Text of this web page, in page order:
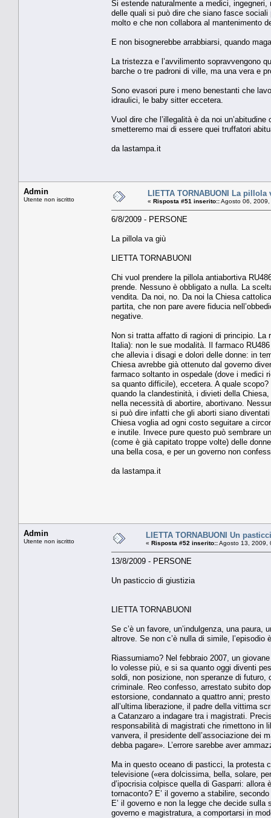
Si estende naturalmente a medici,
delle quali si può dire che siano fasce
molto e che non collabora al mantenimento
E non bisognerebbe arrabbiarsi, quando
La tristezza e l’avvilimento sopravvengono
barche o tre padroni di ville, ma una vera e
Sono evasori pure i meno benestanti che
idraulici, le baby sitter eccetera.
Vuol dire che l’illegalità è da noi
smetteremo mai di essere quei truffatori
da lastampa.it
Admin
Utente non iscritto
LIETTA TORNABUONI La pillola
« Risposta #51 inserito::Agosto 06,
6/8/2009 - PERSONE
La pillola va giù
LIETTA TORNABUONI
Chi vuol prendere la pillola antiabortiva
prende. Nessuno è obbligato a nulla. La
vendita. Da noi, no. Da noi la Chiesa
partita, che non pare avere fiducia
negative.
Non si tratta affatto di ragioni di principio. La
Italia): non le sue modalità. Il farmaco
che allevia i disagi e dolori delle donne: in
Chiesa avrebbe già ottenuto dal governo
farmaco soltanto in ospedale (dove i medici
sa quanto difficile), eccetera. A quale
quando la clandestinità, i divieti della
nella necessità di abortire, abortivano.
si può dire infatti che gli aborti siano
Chiesa voglia ad ogni costo seguitare a
e inutile. Invece pure questo può sembrare
(come è già capitato troppe volte) delle
una bella cosa, e per un governo non
da lastampa.it
Admin
Utente non iscritto
LIETTA TORNABUONI Un
« Risposta #52 inserito::Agosto 13, 2009,
13/8/2009 - PERSONE
Un pasticcio di giustizia
LIETTA TORNABUONI
Se c’è un favore, un’indulgenza, una
altrove. Se non c’è nulla di simile, l’episodio
Riassumiamo? Nel febbraio 2007, un
lo volesse più, e si sa quanto oggi diventi
soldi, non posizione, non speranze di futuro,
criminale. Reo confesso, arrestato subito
estorsione, condannato a quattro anni;
all’ultima liberazione, il padre della vittima
a Catanzaro a indagare tra i magistrati.
responsabilità di magistrati che rimettono in
vanvera, il presidente dell’associazione dei
debba pagare». L’errore sarebbe aver
Ma in questo oceano di pasticci, la protesta
televisione («era dolcissima, bella, solare,
d’ipocrisia colpisce quella di Gasparri:
tornaconto? E’ il governo a stabilire,
E’ il governo e non la legge che decide
governo e magistratura, a comportarsi in